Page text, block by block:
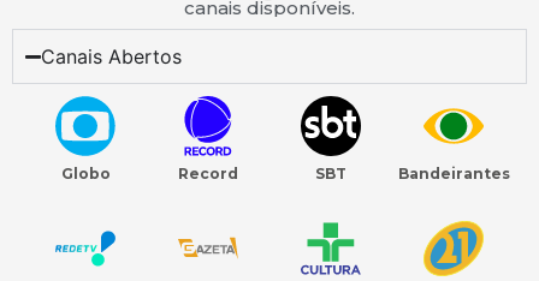
canais disponíveis.
Canais Abertos
Globo Record SBT Bandeirantes